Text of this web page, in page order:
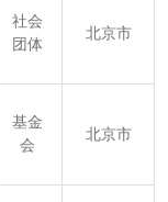
社会
团体
北京市
基金
会
北京市